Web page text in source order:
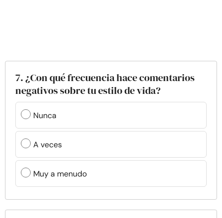
7. ¿Con qué frecuencia hace comentarios
negativos sobre tu estilo de vida?
Nunca
A veces
Muy a menudo